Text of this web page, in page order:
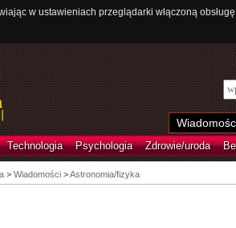
w ustawieniach przeglądarki włączoną
Technologia Psychologia Zdrowie/uroda
> Wiadomości >Astronomia/fizyka